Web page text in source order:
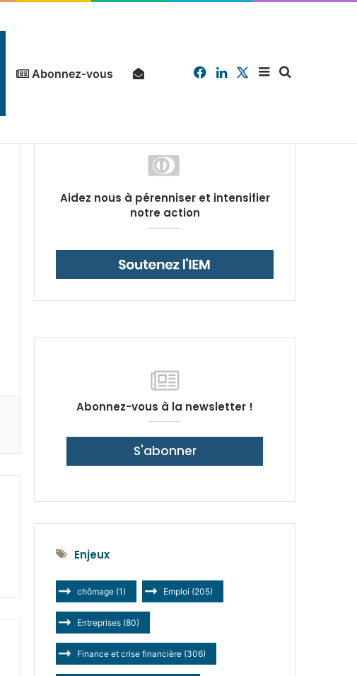
Abonnez-vous Sidebar
X
Linkedin
Facebook
Aidez nous à pérenniser et intensifier
notre action
Abonnez-vous à la newsletter !
S'abonner
Enjeux
chômage (1) Emploi (205)
Entreprises (80)
Finance et crise financière (306)